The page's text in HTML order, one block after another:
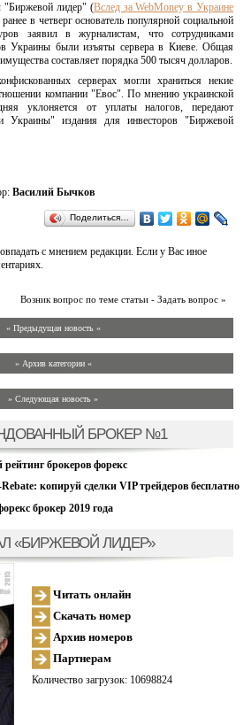
"Биржевой лидер" (Вслед за WebMoney в Украине
в четверг основатель популярной социальной
заявил в журналистам, что сотрудниками
Украины были изъяты сервера в Киеве. Общая
составляет порядка 500 тысяч долларов.
серверах могли храниться некие
компании "Евос". По мнению украинской
уклоняется от уплаты налогов, передают
Украины" издания для инвесторов "Биржевой
Василий Бычков
Поделиться…
с мнением редакции. Если у Вас иное
Возник вопрос по теме статьи - Задать вопрос »
« Предыдущая новость «
» Архив категории «
» Следующая новость »
БРОКЕР №1
брокеров форекс
копируй сделки VIP трейдеров бесплатно
брокер 2019 года
«БИРЖЕВОЙ ЛИДЕР»
Читать онлайн
Скачать номер
Архив номеров
Партнерам
Количество загрузок: 10698824